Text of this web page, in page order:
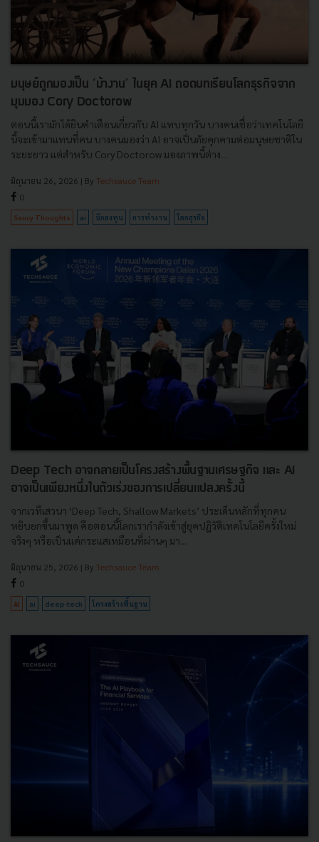
มนุษย์ถูกมองเป็น ‘ม้างาน’ ในยุค AI ถอดบทเรียนโลกธุรกิจจาก
มุมมอง Cory Doctorow
ตอนนี้เรามักได้ยินคำเตือนเกี่ยวกับ AI แทบทุกวัน บางคนเชื่อว่าเทคโนโลยี
นี้จะเข้ามาแทนที่คน บางคนมองว่า AI อาจเป็นภัยคุกคามต่อมนุษยชาติใน
ระยะยาว แต่สำหรับ Cory Doctorow มองภาพนี้ต่าง...
มิถุนายน 26, 2026 | By Techsauce Team
0
Saucy Thoughts ai นักลงทุน การทำงาน โลกธุรกิจ
Deep Tech อาจกลายเป็นโครงสร้างพื้นฐานเศรษฐกิจ และ AI
อาจเป็นเพียงหนึ่งในตัวเร่งของการเปลี่ยนแปลงครั้งนี้
จากเวทีเสวนา ‘Deep Tech, Shallow Markets’ ประเด็นหลักที่ทุกคน
หยิบยกขึ้นมาพูด คือตอนนี้โลกเรากำลังเข้าสู่ยุคปฏิวัติเทคโนโลยีครั้งใหม่
จริงๆ หรือเป็นแค่กระแสเหมือนที่ผ่านๆ มา...
มิถุนายน 25, 2026 | By Techsauce Team
0
AI ai deep-tech โครงสร้างพื้นฐาน